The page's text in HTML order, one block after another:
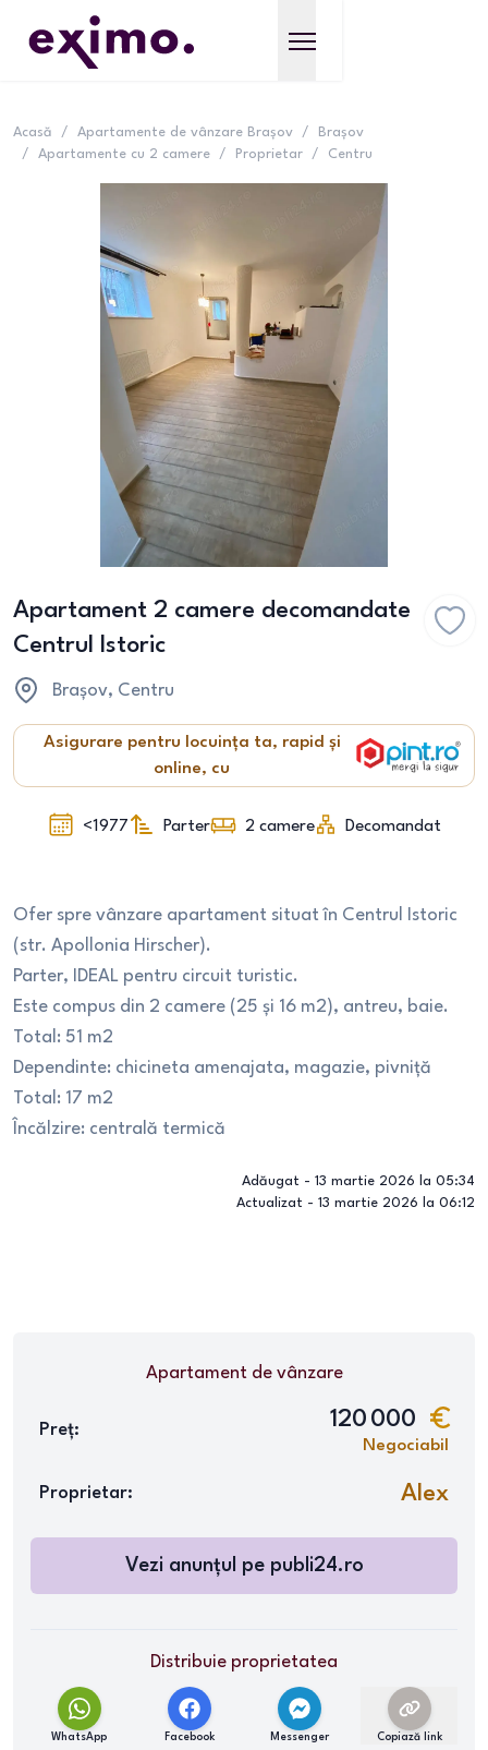
Acasă / Apartamente de vânzare Brașov /
Brașov
/
Apartamente cu 2 camere / Proprietar / Centru
Apartament 2 camere decomandate
Centrul Istoric
Brașov, Centru
Asigurare pentru locuința ta, rapid și
online, cu
<1977 Parter 2 camere Decomandat
Ofer spre vânzare apartament situat în Centrul Istoric
(str. Apollonia Hirscher).
Parter, IDEAL pentru circuit turistic.
Este compus din 2 camere (25 și 16 m2), antreu, baie.
Total: 51 m2
Dependinte: chicineta amenajata, magazie, pivniță
Total: 17 m2
Încălzire: centrală termică
Adăugat - 13 martie 2026 la 05:34
Actualizat - 13 martie 2026 la 06:12
Apartamentde vânzare
Preț: 120 000
Negociabil
Proprietar: Alex
Vezi anunțul pe publi24.ro
Distribuie proprietatea
WhatsApp Facebook Messenger Copiază link